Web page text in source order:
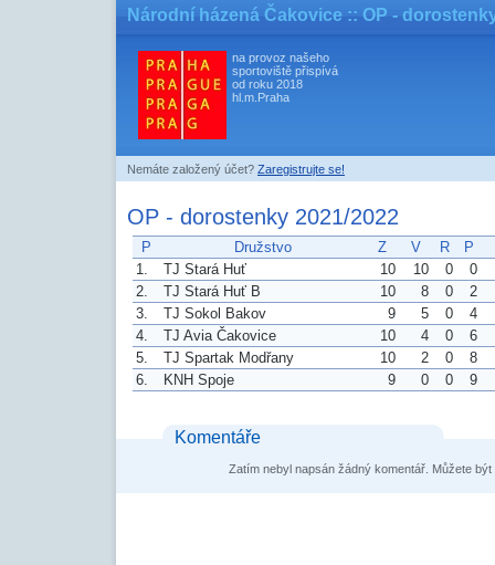
Národní házená Čakovice :: OP -
na provoz našeho
sportoviště přispívá
od roku 2018
hl.m.Praha
Nemáte založený účet? Zaregistrujte se!
OP - dorostenky 2021/2022
P Družstvo Z V R
P
1.
TJ Stará Huť 10 10 0
0
2.
TJ Stará Huť B 10 8 0
2
3.
TJ Sokol Bakov 9 5 0
4
4.
TJ Avia Čakovice 10 4 0
6
5.
TJ Spartak Modřany 10 2 0
8
6.
KNH Spoje 9 0 0 9
Komentáře
Zatím nebyl napsán žádný komentář. Můžete